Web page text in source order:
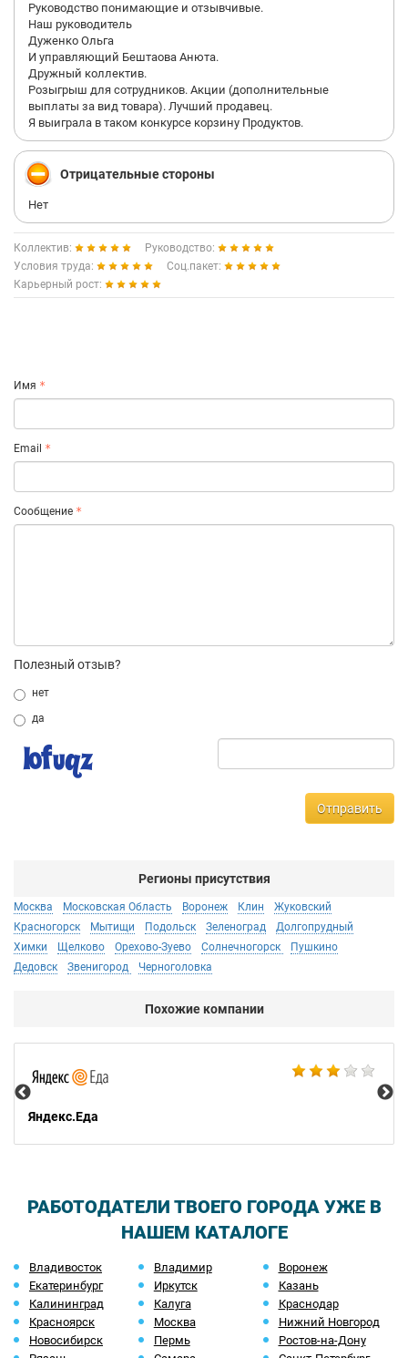
Руководство понимающие и отзывчивые.
Наш руководитель
Дуженко Ольга
И управляющий Бештаова Анюта.
Дружный коллектив.
Розыгрыш для сотрудников. Акции (дополнительные
выплаты за вид товара). Лучший продавец.
Я выиграла в таком конкурсе корзину Продуктов.
Отрицательные стороны
Нет
Коллектив:
Руководство:
Условия труда:
Соц.пакет:
Карьерный рост:
Имя
Email
Сообщение
Полезный отзыв?
нет
да
Отправить
Регионы присутствия
Москва Московская Область Воронеж Клин
Жуковский
Красногорск
Мытищи Подольск Зеленоград
Долгопрудный
Химки
Щелково Орехово-Зуево Солнечногорск
Пушкино
Дедовск
Звенигород Черноголовка
Похожие компании
Яндекс.Еда
РАБОТОДАТЕЛИ ТВОЕГО ГОРОДА УЖЕ В
НАШЕМ КАТАЛОГЕ
Владивосток Владимир
Воронеж
Екатеринбург
Иркутск
Казань
Калининград
Калуга
Краснодар
Красноярск
Москва
Нижний Новгород
Новосибирск
Пермь
Ростов-на-Дону